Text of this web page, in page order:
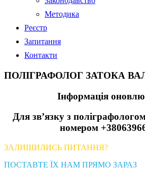
Методика
Реєстр
Запитання
Контакти
ПОЛІГРАФОЛОГ ЗАТОКА
Інформація
Для зв’язку з
номером
ЗАЛИШИЛИСЬ ПИТАННЯ?
ПОСТАВТЕ ЇХ НАМ ПРЯМО ЗАРАЗ